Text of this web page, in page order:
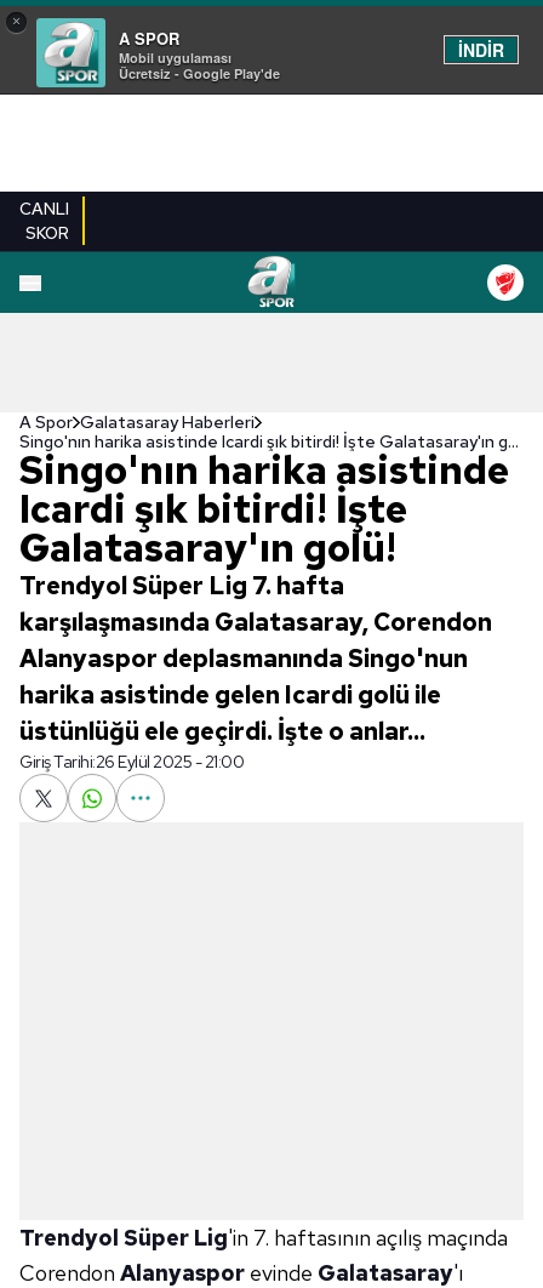
×
A SPOR
Mobil uygulaması
Ücretsiz - Google Play'de
İNDİR
CANLI
SKOR
A Spor Galatasaray Haberleri
Singo'nın harika asistinde Icardi şık bitirdi! İşte Galatasaray'ın golü!
Singo'nın harika asistinde
Icardi şık bitirdi! İşte
Galatasaray'ın golü!
Trendyol Süper Lig 7. hafta
karşılaşmasında Galatasaray, Corendon
Alanyaspor deplasmanında Singo'nun
harika asistinde gelen Icardi golü ile
üstünlüğü ele geçirdi. İşte o anlar...
Giriş Tarihi:26 Eylül 2025 - 21:00
Trendyol Süper Lig'in 7. haftasının açılış maçında
Corendon Alanyaspor evinde Galatasaray'ı